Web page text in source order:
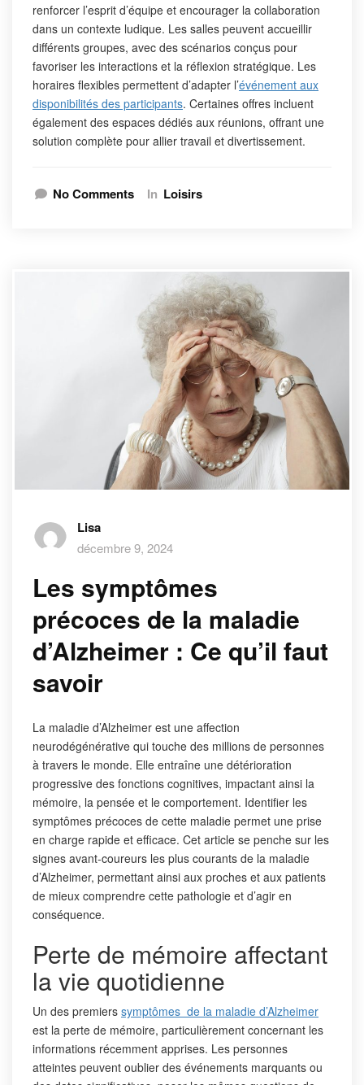
renforcer l’esprit d’équipe et encourager la collaboration
dans un contexte ludique. Les salles peuvent accueillir
différents groupes, avec des scénarios conçus pour
favoriser les interactions et la réflexion stratégique. Les
horaires flexibles permettent d’adapter l’événement aux
disponibilités des participants. Certaines offres incluent
également des espaces dédiés aux réunions, offrant une
solution complète pour allier travail et divertissement.
No Comments In Loisirs
Lisa
décembre 9, 2024
Les symptômes
précoces de la maladie
d’Alzheimer : Ce qu’il faut
savoir
La maladie d’Alzheimer est une affection
neurodégénérative qui touche des millions de personnes
à travers le monde. Elle entraîne une détérioration
progressive des fonctions cognitives, impactant ainsi la
mémoire, la pensée et le comportement. Identifier les
symptômes précoces de cette maladie permet une prise
en charge rapide et efficace. Cet article se penche sur les
signes avant-coureurs les plus courants de la maladie
d’Alzheimer, permettant ainsi aux proches et aux patients
de mieux comprendre cette pathologie et d’agir en
conséquence.
Perte de mémoire affectant
la vie quotidienne
Un des premiers symptômes de la maladie d’Alzheimer
est la perte de mémoire, particulièrement concernant les
informations récemment apprises. Les personnes
atteintes peuvent oublier des événements marquants ou